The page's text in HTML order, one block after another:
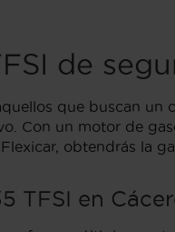
de
que buscan un
Con un motor de
obtendrás la
TFSI en